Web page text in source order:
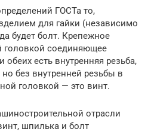
ГОСТа то,
для гайки (независимо
будет болт. Крепежное
головкой соединяющее
есть внутренняя резьба,
без внутренней резьбы в
головкой — это винт.
отрасли
шпилька и болт